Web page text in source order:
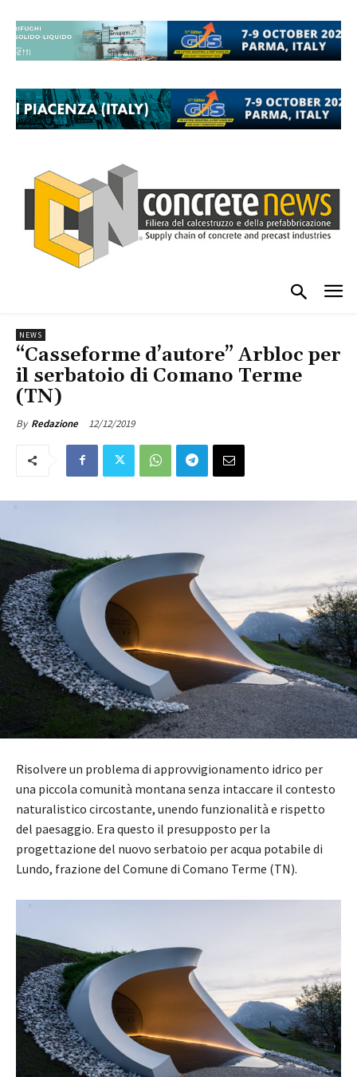
NEWS
“Casseforme d’autore” Arbloc per
il serbatoio di Comano Terme
(TN)
By Redazione 12/12/2019
Risolvere un problema di approvvigionamento idrico per
una piccola comunità montana senza intaccare il contesto
naturalistico circostante, unendo funzionalità e rispetto
del paesaggio. Era questo il presupposto per la
progettazione del nuovo serbatoio per acqua potabile di
Lundo, frazione del Comune di Comano Terme (TN).